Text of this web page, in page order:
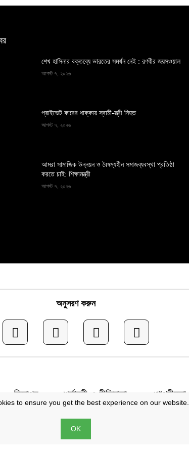
শেখ হাসিনার বক্তব্যে ভারতের সমর্থন নেই : রণধীর জয়সওয়াল
আগস্ট ৭, ২০২৬
প্রাইভেট কারের ধাক্কায় স্বামী-স্ত্রী নিহত
আগস্ট ৭, ২০২৬
আমরা সামাজিক উন্নয়ন ও বৈষম্যহীন সমাজব্যবস্থা প্রতিষ্ঠা
করতে চাই: শিক্ষামন্ত্রী
আগস্ট ৭, ২০২৬
অনুসরণ করুন
বিজ্ঞাপন শর্তাবলী ও নীতিমালা গোপনীয়তা
| সম্পাদক: মো. ইব্রাহীম খলিল | প্রকাশক: মো. জাকির
to ensure you get the best experience on our
OK